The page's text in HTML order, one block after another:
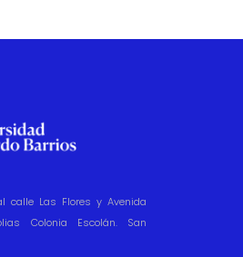
calle Las Flores y Avenida
Colonia Escolán. San